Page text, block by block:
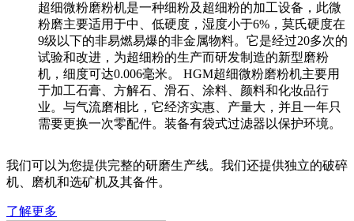
超细微粉磨粉机是一种细粉及超细粉的加工设备，此微
粉磨主要适用于中、低硬度，湿度小于6%，莫氏硬度在
9级以下的非易燃易爆的非金属物料。它是经过20多次的
试验和改进，为超细粉的生产而研发制造的新型磨粉
机，细度可达0.006毫米。 HGM超细微粉磨粉机主要用
于加工石膏、方解石、滑石、涂料、颜料和化妆品行
业。与气流磨相比，它经济实惠、产量大，并且一年只
需要更换一次零配件。装备有袋式过滤器以保护环境。
我们可以为您提供完整的研磨生产线。我们还提供独立的破碎
机、磨机和选矿机及其备件。
了解更多